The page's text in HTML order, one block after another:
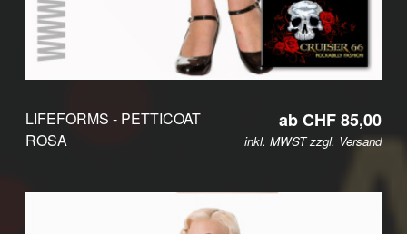
ab CHF 85,00
inkl. MWST zzgl. Versand
LIFEFORMS - PETTICOAT
ROSA